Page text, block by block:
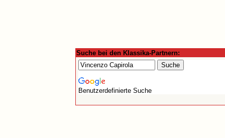
Suche bei den Klassika-Partnern:
Benutzerdefinierte Suche